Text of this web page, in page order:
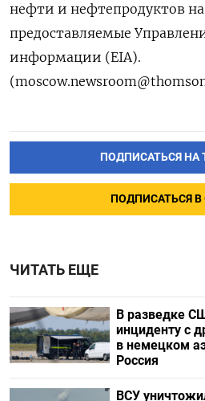
нефти и нефтепродуктов
предоставляемые
информации (EIA).
(
ПОДПИСАТЬСЯ НА
ПОДПИСАТЬСЯ В
ЧИТАТЬ ЕЩЕ
В разведке
инциденту с
в немецком
Россия
ВСУ